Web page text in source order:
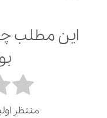
این مطلب چه
منتظر